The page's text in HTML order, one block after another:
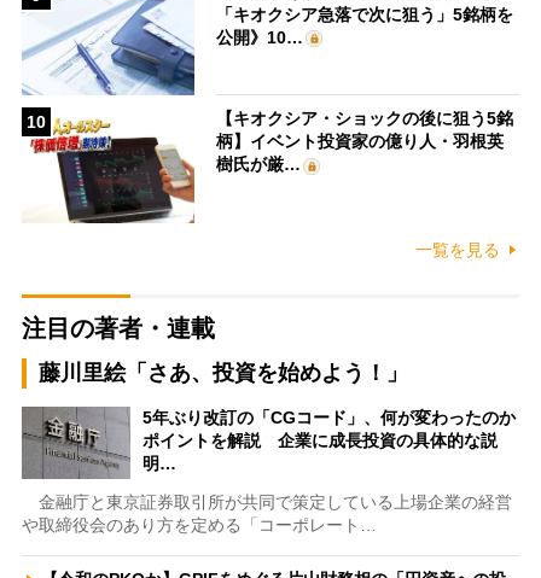
「キオクシア急落で次に狙う」5銘柄を
公開》10…
10
【キオクシア・ショックの後に狙う5銘
柄】イベント投資家の億り人・羽根英
樹氏が厳…
一覧を見る
注目の著者・連載
藤川里絵「さあ、投資を始めよう！」
5年ぶり改訂の「CGコード」、何が変わったのか
ポイントを解説 企業に成長投資の具体的な説
明…
金融庁と東京証券取引所が共同で策定している上場企業の経営
や取締役会のあり方を定める「コーポレート…